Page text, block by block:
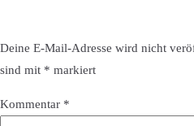
Deine E-Mail-Adresse wird nicht
sind mit * markiert
Kommentar *